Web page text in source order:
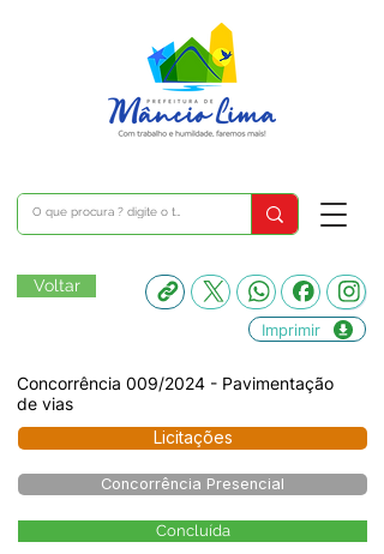
Voltar
Imprimir
Concorrência 009/2024 - Pavimentação
de vias
Licitações
Concorrência Presencial
Concluída